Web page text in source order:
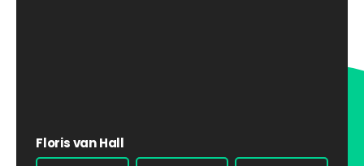
Floris van Hall